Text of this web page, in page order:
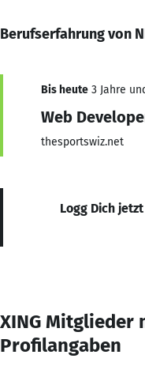
Berufserfahrung von
Bis heute 3 Jahre
Web
thesportswiz.net
Logg Dich
XING Mitglieder
Profilangaben